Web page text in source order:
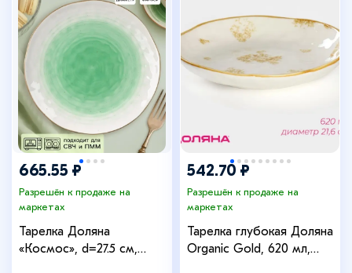
665.55 ₽
Разрешён к продаже на
маркетах
Тарелка Доляна
«Космос», d=27.5 см,
542.70 ₽
Разрешён к продаже на
маркетах
Тарелка глубокая Доляна
Organic Gold, 620 мл,